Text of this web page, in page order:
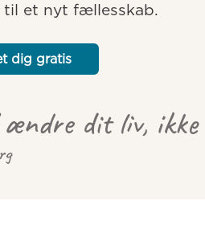
et nyt fællesskab.
dig gratis
ændre dit liv,